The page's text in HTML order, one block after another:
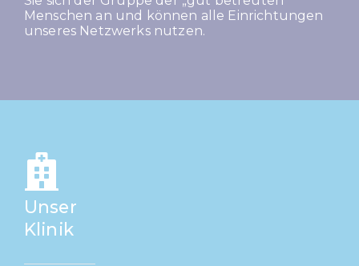
Menschen an und können alle Einrichtungen
unseres Netzwerks nutzen.
Unser
Klinik